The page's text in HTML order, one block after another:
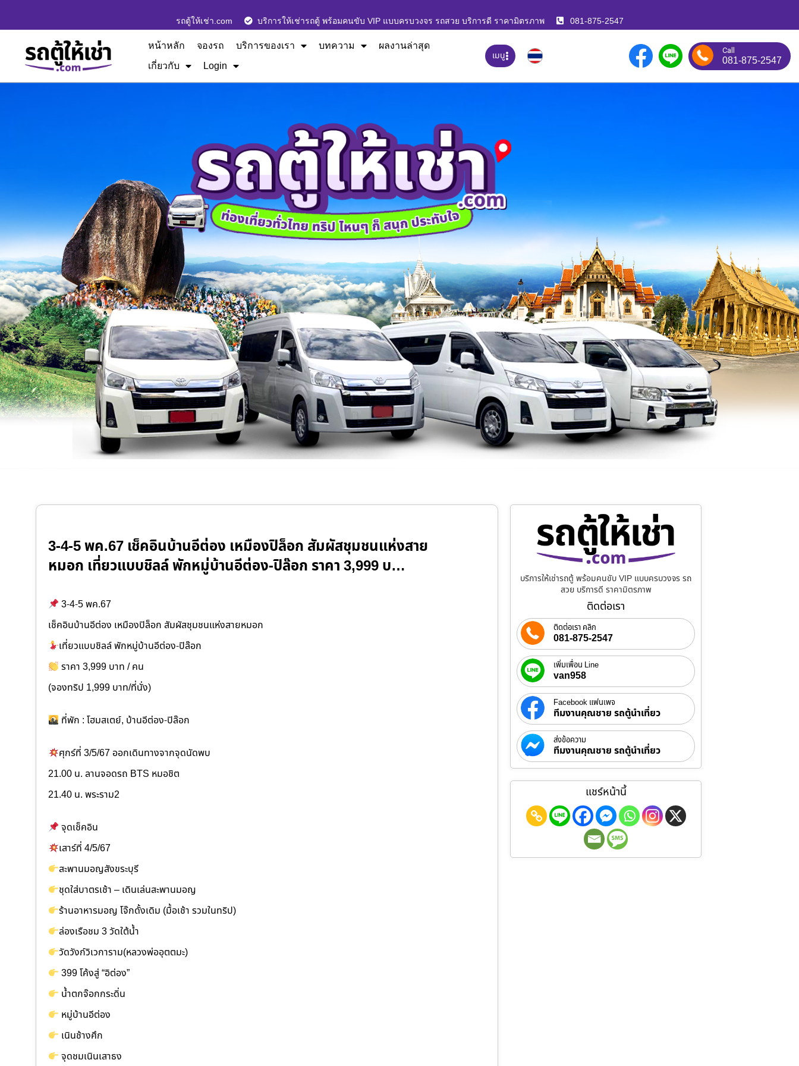
รถตู้ให้เช่า.com บริการให้เช่ารถตู้ พร้อมคนขับ VIP แบบครบวงจร รถสวย บริการดี ราคามิตรภาพ 081-875-2547
หน้าหลัก จองรถ บริการของเรา บทความ
ผลงานล่าสุด
เกี่ยวกับ
Login
เมนู Call
081-875-2547
3-4-5 พค.67 เช็คอินบ้านอีต่อง เหมืองปิล็อก สัมผัสชุมชนแห่งสาย
หมอก เที่ยวแบบชิลล์ พักหมู่บ้านอีต่อง-ปิล๊อก ราคา 3,999 บ…
3-4-5 พค.67
เช็คอินบ้านอีต่อง เหมืองปิล็อก สัมผัสชุมชนแห่งสายหมอก
เที่ยวแบบชิลล์ พักหมู่บ้านอีต่อง-ปิล๊อก
ราคา 3,999 บาท / คน
(จองทริป 1,999 บาท/ที่นั่ง)
ที่พัก : โฮมสเตย์, บ้านอีต่อง-ปิล๊อก
ศุกร์ที่ 3/5/67 ออกเดินทางจากจุดนัดพบ
21.00 น. ลานจอดรถ BTS หมอชิต
21.40 น. พระราม2
จุดเช็คอิน
เสาร์ที่ 4/5/67
สะพานมอญสังขระบุรี
ชุดใส่บาตรเช้า – เดินเล่นสะพานมอญ
ร้านอาหารมอญ โจ๊กดั้งเดิม (มื้อเช้า รวมในทริป)
ล่องเรือชม 3 วัดใต้น้ำ
วัดวังก์วิเวการาม(หลวงพ่ออุตตมะ)
399 โค้งสู่ “อิต่อง”
น้ำตกจ๊อกกระดิ่น
หมู่บ้านอีต่อง
เนินช้างศึก
จุดชมเนินเสาธง
บริการให้เช่ารถตู้ พร้อมคนขับ VIP แบบครบวงจร รถ
สวย บริการดี ราคามิตรภาพ
ติดต่อเรา
ติดต่อเรา คลิก
081-875-2547
เพิ่มเพื่อน Line
van958
Facebook แฟนเพจ
ทีมงานคุณชาย รถตู้นำเที่ยว
ส่งข้อความ
ทีมงานคุณชาย รถตู้นำเที่ยว
แชร์หน้านี้